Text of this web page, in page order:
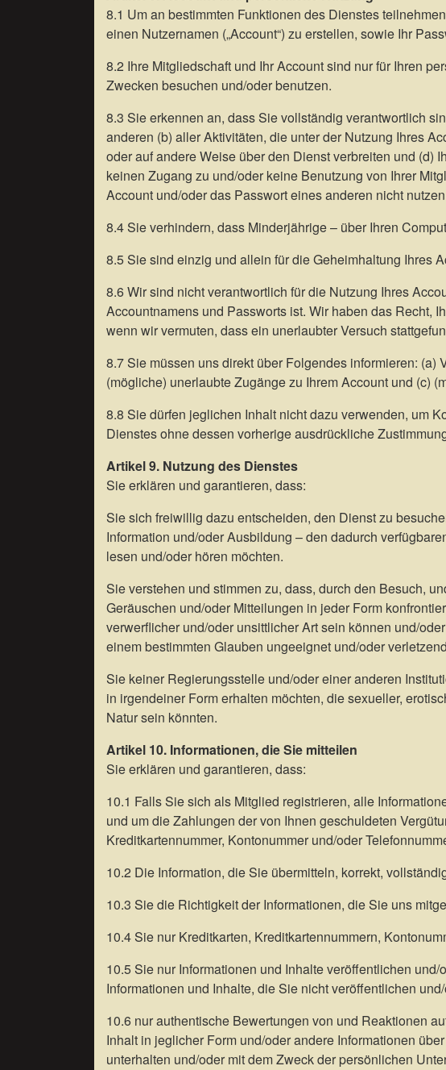
8.1 Um an bestimmten Funktionen des Dienstes
einen Nutzernamen („Account“) zu erstellen, sowie Ihr
8.2 Ihre Mitgliedschaft und Ihr Account sind nur für Ihren
Zwecken besuchen und/oder benutzen.
8.3 Sie erkennen an, dass Sie vollständig verantwortlich
anderen (b) aller Aktivitäten, die unter der Nutzung Ihres
oder auf andere Weise über den Dienst verbreiten und (d)
keinen Zugang zu und/oder keine Benutzung von Ihrer
Account und/oder das Passwort eines anderen nicht
8.4 Sie verhindern, dass Minderjährige – über Ihren
8.5 Sie sind einzig und allein für die Geheimhaltung Ihres
8.6 Wir sind nicht verantwortlich für die Nutzung Ihres
Accountnamens und Passworts ist. Wir haben das Recht,
wenn wir vermuten, dass ein unerlaubter Versuch
8.7 Sie müssen uns direkt über Folgendes informieren:
(mögliche) unerlaubte Zugänge zu Ihrem Account und (c)
8.8 Sie dürfen jeglichen Inhalt nicht dazu verwenden, um
Dienstes ohne dessen vorherige ausdrückliche
Artikel 9. Nutzung des Dienstes
Sie erklären und garantieren, dass:
Sie sich freiwillig dazu entscheiden, den Dienst zu
Information und/oder Ausbildung – den dadurch
lesen und/oder hören möchten.
Sie verstehen und stimmen zu, dass, durch den Besuch,
Geräuschen und/oder Mitteilungen in jeder Form
verwerflicher und/oder unsittlicher Art sein können und/
einem bestimmten Glauben ungeeignet und/oder
Sie keiner Regierungsstelle und/oder einer anderen
in irgendeiner Form erhalten möchten, die sexueller,
Natur sein könnten.
Artikel 10. Informationen, die Sie mitteilen
Sie erklären und garantieren, dass:
10.1 Falls Sie sich als Mitglied registrieren, alle
und um die Zahlungen der von Ihnen geschuldeten
Kreditkartennummer, Kontonummer und/oder
10.2 Die Information, die Sie übermitteln, korrekt,
10.3 Sie die Richtigkeit der Informationen, die Sie uns
10.4 Sie nur Kreditkarten, Kreditkartennummern,
10.5 Sie nur Informationen und Inhalte veröffentlichen
Informationen und Inhalte, die Sie nicht veröffentlichen
10.6 nur authentische Bewertungen von und Reaktionen
Inhalt in jeglicher Form und/oder andere Informationen
unterhalten und/oder mit dem Zweck der persönlichen